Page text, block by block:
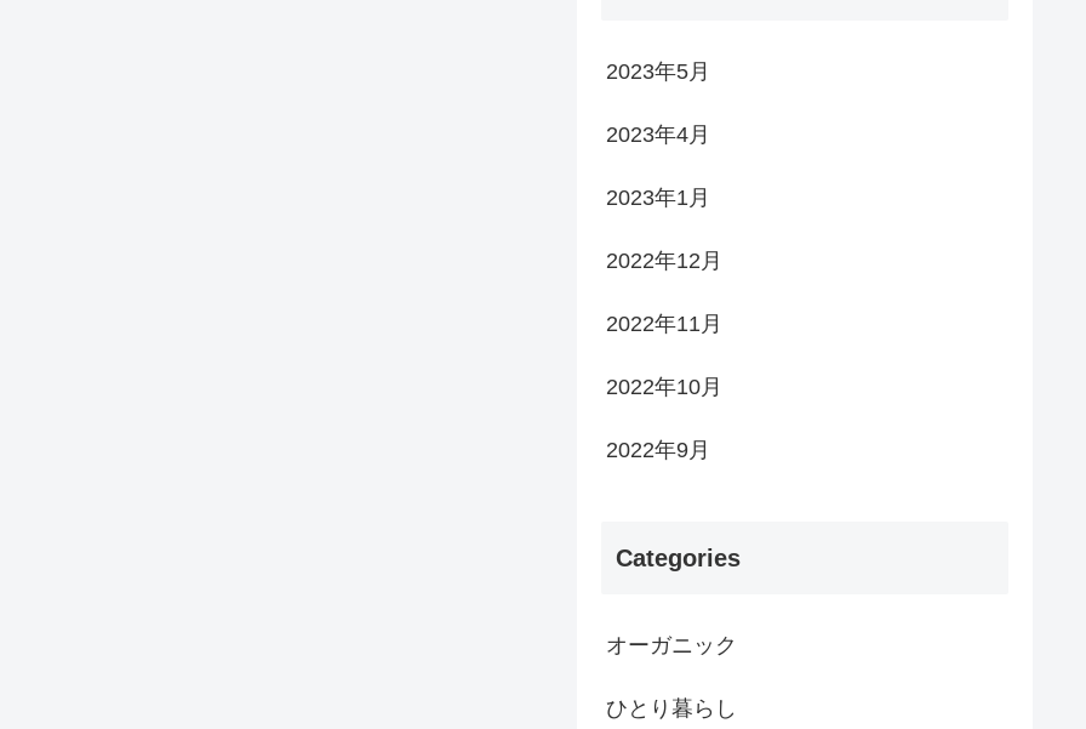
2023年5月
2023年4月
2023年1月
2022年12月
2022年11月
2022年10月
2022年9月
Categories
オーガニック
ひとり暮らし